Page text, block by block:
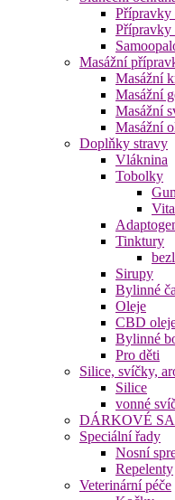
Přípravky
Přípravky
Masážní
Masážní
Masážní
Masážní
Masážní
Doplňky stravy
Vláknina
Tobolky
Tinktury
Sirupy
Bylinné
Oleje
CBD
Bylinné
Pro děti
Silice, svíčky,
Silice
vonné
DÁRKOVÉ
Speciální řady
Nosní
Repelenty
Veterinární péče